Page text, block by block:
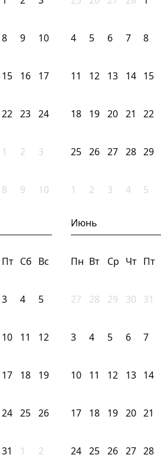
8 9 10
15 16 17
22 23 24
1 2 3
8 9 10
4 5 6 7 8
11 12 13 14 15
18 19 20 21 22
25 26 27 28 29
1 2 3 4 5
Пт Сб Вс
3 4 5
10 11 12
17 18 19
24 25 26
31 1 2
Июнь
Пн Вт Ср Чт Пт
27 28 29 30 31
3 4 5 6 7
10 11 12 13 14
17 18 19 20 21
24 25 26 27 28